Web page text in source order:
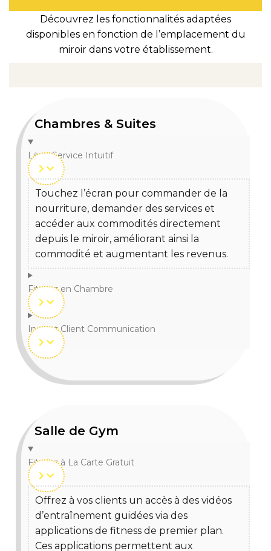
Découvrez les fonctionnalités adaptées
disponibles en fonction de l’emplacement du
miroir dans votre établissement.
Chambres & Suites
Libre-Service Intuitif
Touchez l’écran pour commander de la
nourriture, demander des services et
accéder aux commodités directement
depuis le miroir, améliorant ainsi la
commodité et augmentant les revenus.
Fitness en Chambre
Instant Client Communication
Salle de Gym
Fitness à La Carte Gratuit
Offrez à vos clients un accès à des vidéos
d’entraînement guidées via des
applications de fitness de premier plan.
Ces applications permettent aux